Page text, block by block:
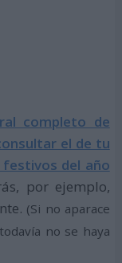
completo de
el de tu
del año
por ejemplo,
(Si no aparace
no se haya